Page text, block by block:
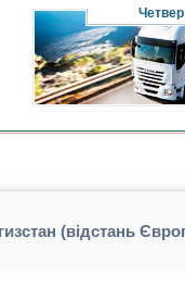
Четвер
(відстань